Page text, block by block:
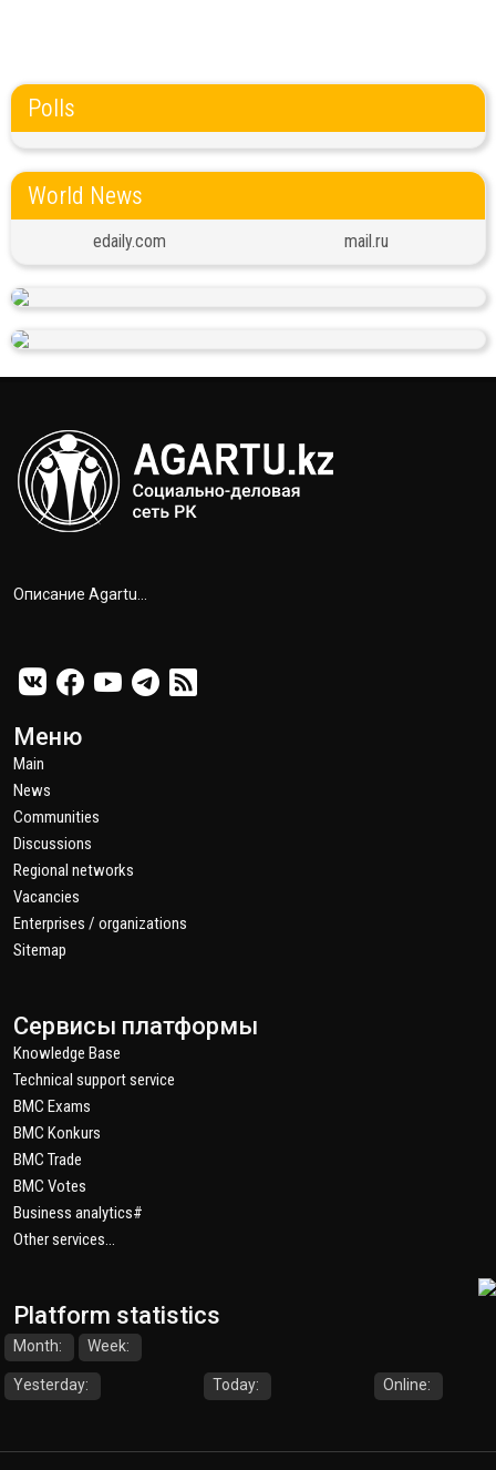
Polls
World News
edaily.com mail.ru
Описание Agartu...
Меню
Main
News
Communities
Discussions
Regional networks
Vacancies
Enterprises / organizations
Sitemap
Сервисы платформы
Knowledge Base
Technical support service
BMC Exams
BMC Konkurs
BMC Trade
BMC Votes
Business analytics#
Other services...
Platform statistics
Month: Week:
Yesterday: Today: Online: